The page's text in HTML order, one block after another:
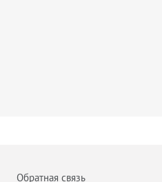
Обратная связь